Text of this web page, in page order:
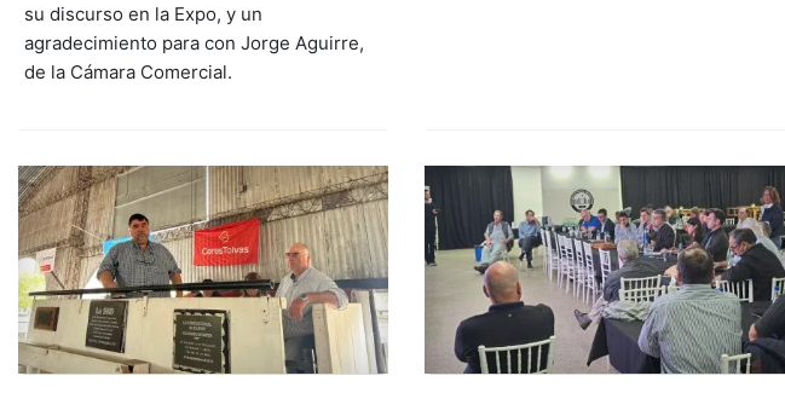
su discurso en la Expo, y un
agradecimiento para con Jorge Aguirre,
de la Cámara Comercial.